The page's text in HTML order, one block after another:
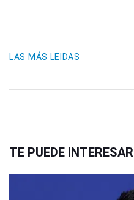
LAS MÁS LEIDAS
TE PUEDE INTERESAR